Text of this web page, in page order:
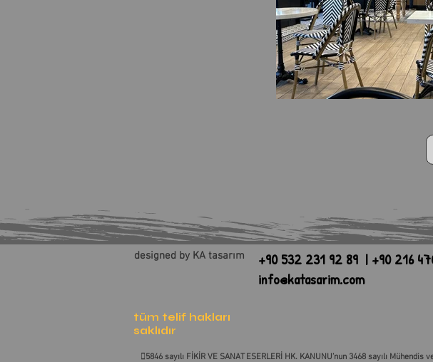
designed by KA tasarım +90 532 231 92 89 | +90 216
info@katasarim.com
tüm telif hakları
saklıdır
5846 sayılı FİKİR VE SANAT ESERLERİ HK. KANUNU’nun 3468 sayılı